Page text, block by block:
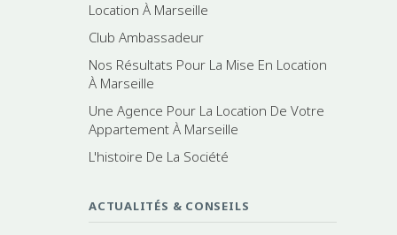
Location À Marseille
Club Ambassadeur
Nos Résultats Pour La Mise En Location
À Marseille
Une Agence Pour La Location De Votre
Appartement À Marseille
L'histoire De La Société
ACTUALITÉS & CONSEILS